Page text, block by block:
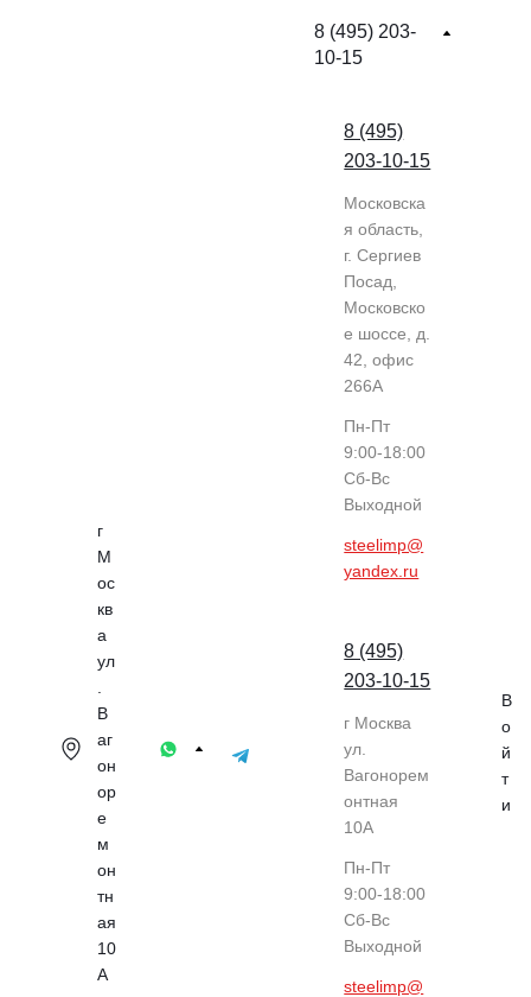
г
М
ос
кв
а
ул
В
аг
он
ор
е
м
он
тн
ая
10
А
8 (495) 203-
10-15
8 (495)
203-10-15
Московска
я область,
г. Сергиев
Посад,
Московско
е шоссе, д.
42, офис
266А
Пн-Пт
9:00-18:00
Cб-Вс
Выходной
steelimp@
yandex.ru
8 (495)
203-10-15
г Москва
ул.
Вагонорем
онтная
10А
Пн-Пт
9:00-18:00
Cб-Вс
Выходной
steelimp@
В
о
й
т
и